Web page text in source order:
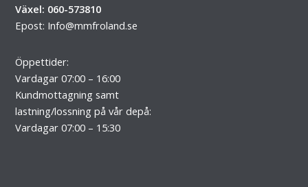
Växel: 060-573810
Epost: Info@mmfroland.se
Öppettider:
Vardagar 07:00 – 16:00
Kundmottagning samt
lastning/lossning på vår depå:
Vardagar 07:00 – 15:30